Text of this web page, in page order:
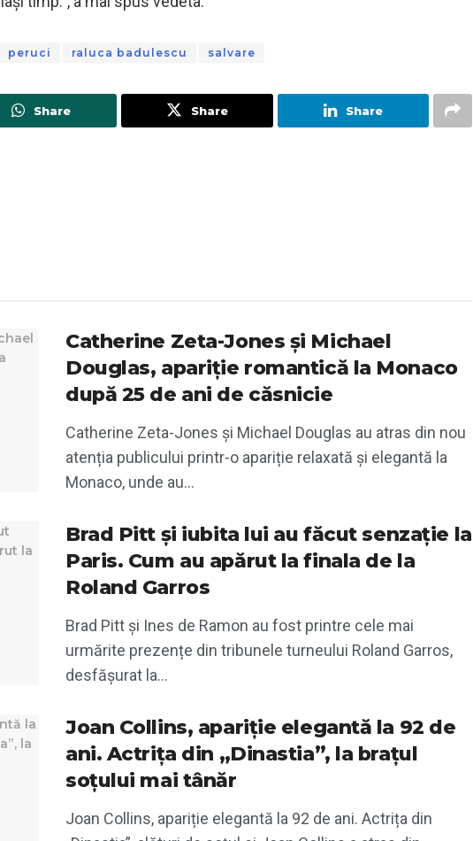
peruci raluca badulescu salvare
Share Share Share
Catherine Zeta-Jones și Michael
Douglas, apariție romantică la Monaco
după 25 de ani de căsnicie
Catherine Zeta-Jones și Michael Douglas au atras din nou
atenția publicului printr-o apariție relaxată și elegantă la
Monaco, unde au...
Brad Pitt și iubita lui au făcut senzație la
Paris. Cum au apărut la finala de la
Roland Garros
Brad Pitt și Ines de Ramon au fost printre cele mai
urmărite prezențe din tribunele turneului Roland Garros,
desfășurat la...
Joan Collins, apariție elegantă la 92 de
ani. Actrița din „Dinastia”, la brațul
soțului mai tânăr
Joan Collins, apariție elegantă la 92 de ani. Actrița din